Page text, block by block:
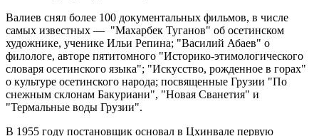
Валиев снял более 100 документальных фильмов, в числе
самых известных — "Махарбек Туганов" об осетинском
художнике, ученике Ильи Репина; "Василий Абаев" о
филологе, авторе пятитомного "Историко-этимологического
словаря осетинского языка"; "Искусство, рожденное в горах"
о культуре осетинского народа; посвященные Грузии "По
снежным склонам Бакуриани", "Новая Сванетия" и
"Термальные воды Грузии".
В 1955 году постановщик основал в Цхинвале первую